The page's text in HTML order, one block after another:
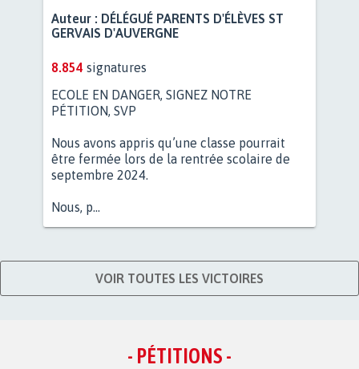
Auteur : DÉLÉGUÉ PARENTS D'ÉLÈVES ST
GERVAIS D'AUVERGNE
8.854 signatures
ECOLE EN DANGER, SIGNEZ NOTRE
PÉTITION, SVP
Nous avons appris qu’une classe pourrait
être fermée lors de la rentrée scolaire de
septembre 2024.
Nous, p...
VOIR TOUTES LES VICTOIRES
- PÉTITIONS -